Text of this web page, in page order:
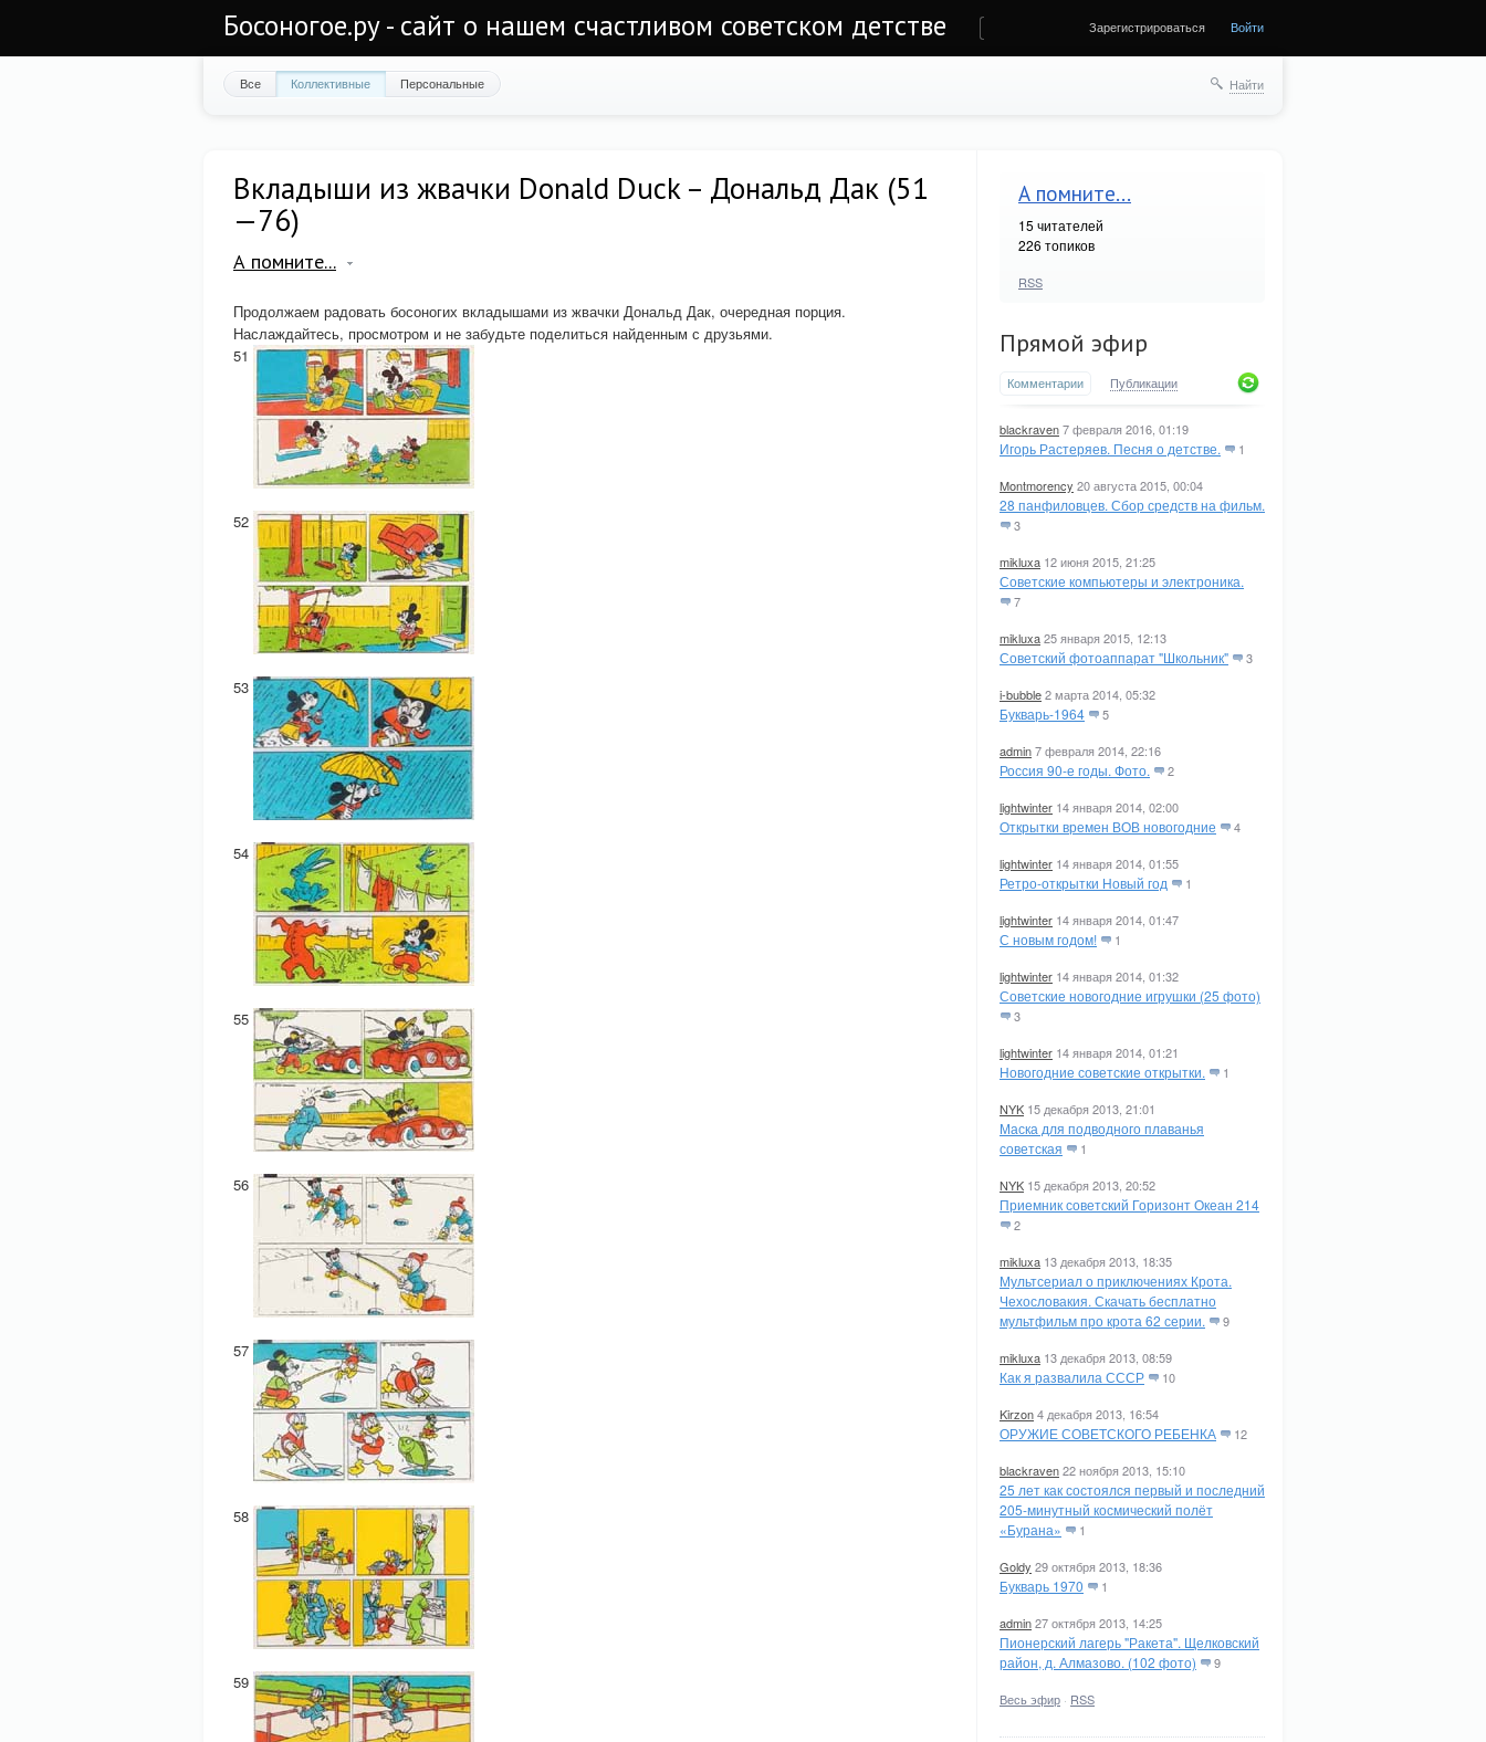
Босоногое.ру - сайт о нашем счастливом советском детстве Зарегистрироваться Войти
Все Коллективные Персональные Найти
А помните...
15 читателей
226 топиков
RSS
Прямой эфир
Комментарии Публикации
blackraven7 февраля 2016, 01:19
Игорь Растеряев. Песня о детстве. 1
Montmorency 20 августа 2015, 00:04
28 панфиловцев. Сбор средств на фильм.
3
mikluxa 12 июня 2015, 21:25
Советские компьютеры и электроника.
7
mikluxa25 января 2015, 12:13
Советский фотоаппарат "Школьник" 3
i-bubble2 марта 2014, 05:32
Букварь-1964 5
admin7 февраля 2014, 22:16
Россия 90-е годы. Фото. 2
lightwinter 14 января 2014, 02:00
Открытки времен ВОВ новогодние 4
lightwinter 14 января 2014, 01:55
Ретро-открытки Новый год 1
lightwinter 14 января 2014, 01:47
С новым годом! 1
lightwinter 14 января 2014, 01:32
Советские новогодние игрушки (25 фото)
3
lightwinter 14 января 2014, 01:21
Новогодние советские открытки. 1
NYK 15 декабря 2013, 21:01
Маска для подводного плаванья
советская
1
NYK 15 декабря 2013, 20:52
Приемник советский Горизонт Океан 214
2
mikluxa 13 декабря 2013, 18:35
Мультсериал о приключениях Крота.
Чехословакия. Скачать бесплатно
мультфильм про крота 62 серии.
9
mikluxa 13 декабря 2013, 08:59
Как я развалила СССР 10
Kirzon4 декабря 2013, 16:54
ОРУЖИЕ СОВЕТСКОГО РЕБЕНКА 12
blackraven22 ноября 2013, 15:10
25 лет как состоялся первый и последний
205-минутный космический полёт
«Бурана»
1
Goldy 29 октября 2013, 18:36
Букварь 1970 1
admin27 октября 2013, 14:25
Пионерский лагерь "Ракета". Щелковский
район, д. Алмазово. (102 фото)
9
Весь эфир · RSS
Вкладыши из жвачки Donald Duck – Дональд Дак (51
—76)
А помните...
Продолжаем радовать босоногих вкладышами из жвачки Дональд Дак, очередная порция.
Наслаждайтесь, просмотром и не забудьте поделиться найденным с друзьями.
51
52
53
54
55
56
57
58
59